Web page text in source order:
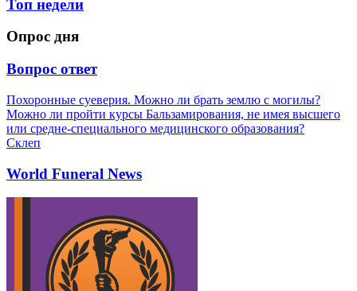
Топ недели
Опрос дня
Вопрос ответ
Похоронные суеверия. Можно ли брать землю с могилы?
Можно ли пройти курсы Бальзамирования, не имея высшего
или средне-специального медицинского образования?
Склеп
World Funeral News